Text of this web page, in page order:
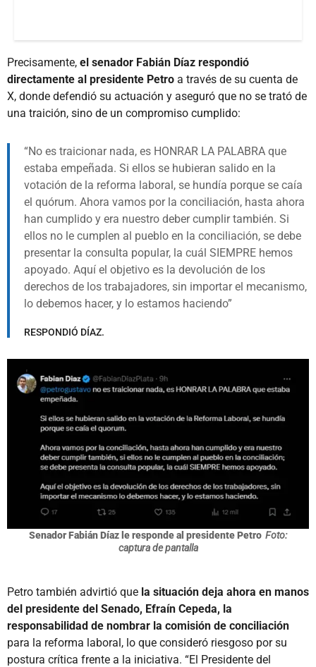
Precisamente, el senador Fabián Díaz respondió
directamente al presidente Petro a través de su cuenta de
X, donde defendió su actuación y aseguró que no se trató de
una traición, sino de un compromiso cumplido:
No es traicionar nada, es HONRAR LA PALABRA que
estaba empeñada. Si ellos se hubieran salido en la
votación de la reforma laboral, se hundía porque se caía
el quórum. Ahora vamos por la conciliación, hasta ahora
han cumplido y era nuestro deber cumplir también. Si
ellos no le cumplen al pueblo en la conciliación, se debe
presentar la consulta popular, la cuál SIEMPRE hemos
apoyado. Aquí el objetivo es la devolución de los
derechos de los trabajadores, sin importar el mecanismo,
lo debemos hacer, y lo estamos haciendo
RESPONDIÓ DÍAZ.
Senador Fabián Díaz le responde al presidente Petro Foto:
captura de pantalla
Petro también advirtió que la situación deja ahora en manos
del presidente del Senado, Efraín Cepeda, la
responsabilidad de nombrar la comisión de conciliación
para la reforma laboral, lo que consideró riesgoso por su
postura crítica frente a la iniciativa. “El Presidente del